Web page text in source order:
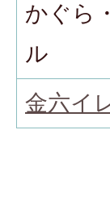
かぐら
ル
金六イ